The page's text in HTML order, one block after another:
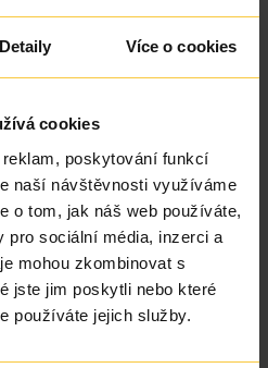
Detaily Více o cookies
cookies
poskytování funkcí
naší návštěvnosti využíváme
o tom, jak náš web používáte,
sociální média, inzerci a
mohou zkombinovat s
jste jim poskytli nebo které
používáte jejich služby.
odezní. V případě
pomáhá hysteroskopie ověřit,
uhnízdění embrya.